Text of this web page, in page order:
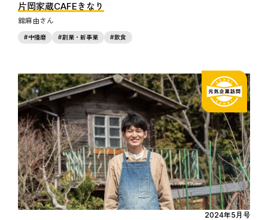
片岡家蔵CAFEきなり
舘麻由
中播磨 創業・新事業 飲食
2024年5月号